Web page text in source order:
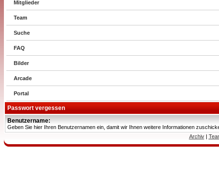
Mitglieder
Team
Suche
FAQ
Bilder
Arcade
Portal
Passwort vergessen
Benutzername:
Geben Sie hier Ihren Benutzernamen ein, damit wir Ihnen weitere Informationen
Archiv|